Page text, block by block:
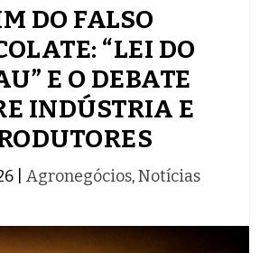
DO FALSO
“LEI DO
E O DEBATE
INDÚSTRIA E
Agronegócios,Notícias